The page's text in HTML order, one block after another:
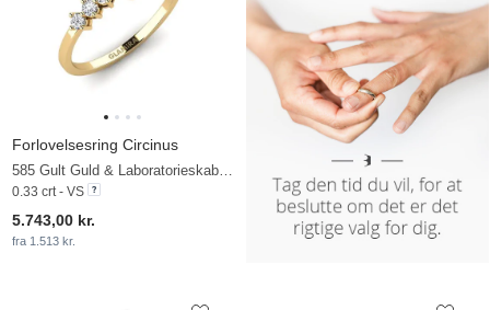
Forlovelsesring Circinus
0.33 crt - VS
5.743,00 kr.
fra 1.513 kr.